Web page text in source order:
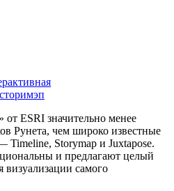
» от ESRI значительно менее
Рунета, чем широко известные
Storymap и Juxtapose.
и предлагают целый
самого